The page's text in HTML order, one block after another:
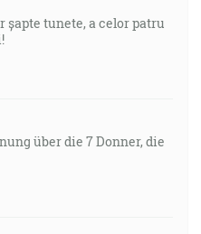
tunete, a celor patru
über die 7 Donner, die